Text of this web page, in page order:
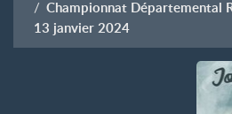
Championnat Départemental
13 janvier 2024